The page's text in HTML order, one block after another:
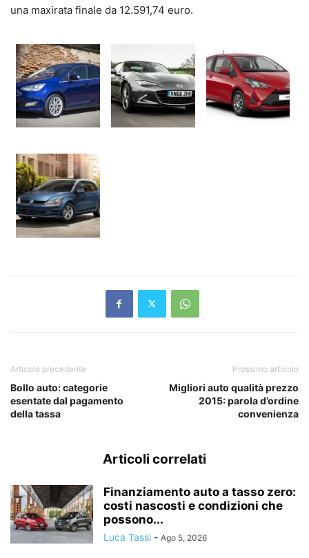
una maxirata finale da 12.591,74 euro.
Articolo precedente
Bollo auto: categorie
esentate dal pagamento
della tassa
Prossimo articolo
Migliori auto qualità prezzo
2015: parola d’ordine
convenienza
Articoli correlati
Finanziamento auto a tasso zero:
costi nascosti e condizioni che
possono...
Luca Tassi - Ago 5, 2026